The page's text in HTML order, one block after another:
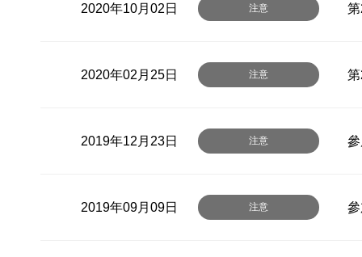
2020年10月02日 注意
2020年02月25日 注意
2019年12月23日 注意
2019年09月09日 注意